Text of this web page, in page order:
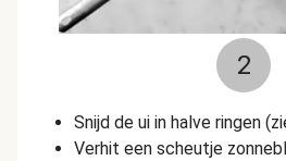
2
Snijd de ui in halve ringen
Verhit een scheutje